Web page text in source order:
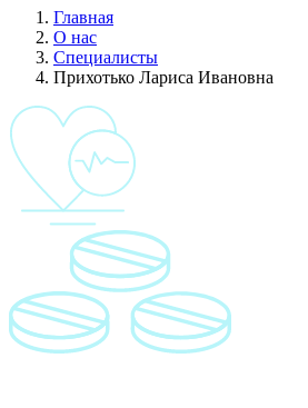
Главная
О нас
Специалисты
Прихотько Лариса Ивановна